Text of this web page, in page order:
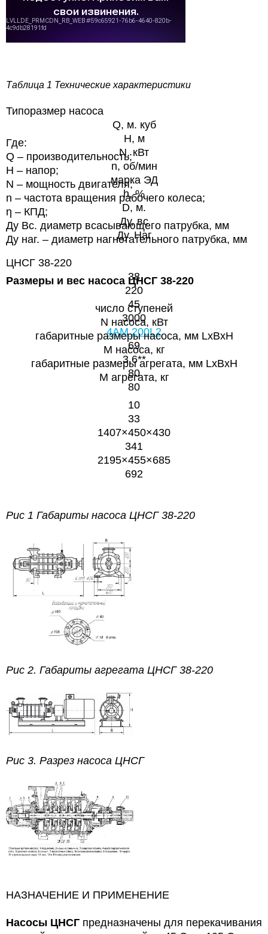
Таблица 1 Технические характеристики
Типоразмер насоса
Q, м. куб
H, м
N, кВт
n, об/мин
марка ЭД
h, %
D, м.
Ду, вс
Ду. Наг
ЦНСГ 38-220
38
220
45
3000
4AM 200L2
69
3,6**
80
80
Где:
Q – производительность;
Н – напор;
N – мощность двигателя;
n – частота вращения рабочего колеса;
η – КПД;
Ду Вс. диаметр всасывающего патрубка, мм
Ду наг. – диаметр нагнетательного патрубка, мм
Размеры и вес насоса ЦНСГ 38-220
число ступеней
N насоса, кВт
габаритные размеры насоса, мм LxBxH
М насоса, кг
габаритные размеры агрегата, мм LxBxH
M агрегата, кг
10
33
1407×450×430
341
2195×455×685
692
Рис 1 Габариты насоса ЦНСГ 38-220
Рис 2. Габариты агрегата ЦНСГ 38-220
Рис 3. Разрез насоса ЦНСГ
НАЗНАЧЕНИЕ И ПРИМЕНЕНИЕ
Насосы ЦНСГ предназначены для перекачивания